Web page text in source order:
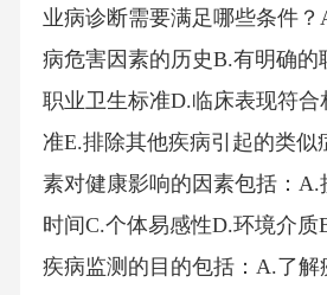
业病诊断需要满足哪些条件
病危害因素的历史B.有明确的
职业卫生标准D.临床表现符
准E.排除其他疾病引起的类似
素对健康影响的因素包括：A.
时间C.个体易感性D.环境介质
疾病监测的目的包括：A.了解